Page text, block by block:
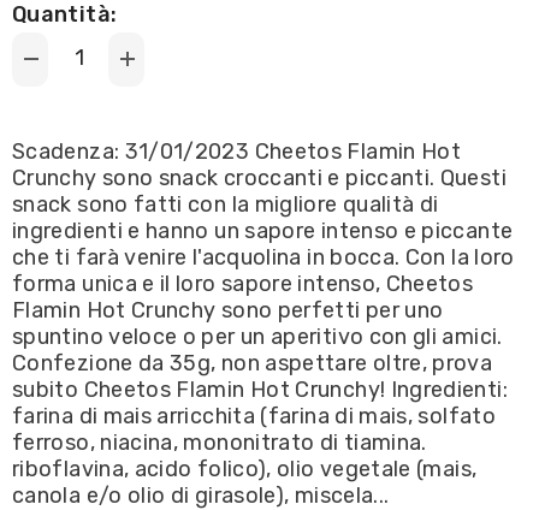
Quantità:
Decrease
Flamin&#39;
Hot
Crunchy
35g
Increase
-
Flamin&#39;
Hot
Crunchy
35g
Scadenza: 31/01/2023 Cheetos Flamin Hot
Crunchy sono snack croccanti e piccanti. Questi
snack sono fatti con la migliore qualità di
ingredienti e hanno un sapore intenso e piccante
che ti farà venire l'acquolina in bocca. Con la loro
forma unica e il loro sapore intenso, Cheetos
Flamin Hot Crunchy sono perfetti per uno
spuntino veloce o per un aperitivo con gli amici.
Confezione da 35g, non aspettare oltre, prova
subito Cheetos Flamin Hot Crunchy! Ingredienti:
farina di mais arricchita (farina di mais, solfato
ferroso, niacina, mononitrato di tiamina.
riboflavina, acido folico), olio vegetale (mais,
canola e/o olio di girasole), miscela...